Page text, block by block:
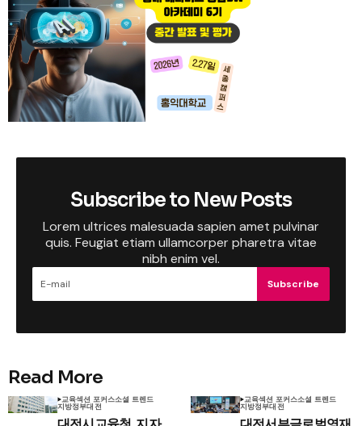
Subscribe to New Posts
Lorem ultrices malesuada sapien amet pulvinar
quis. Feugiat etiam ullamcorper pharetra vitae
nibh enim vel.
Subscribe
Read More
교육섹션 포커스소셜 트렌드
지방정부대전
교육섹션 포커스소셜 트렌드
지방정부대전